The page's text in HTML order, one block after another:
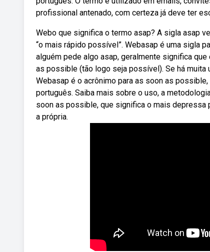
profissional antenado, com certeza já deve ter
Webo que significa o termo asap? A sigla asap
“o mais rápido possível”. Webasap é uma sigla
alguém pede algo asap, geralmente significa
as possible (tão logo seja possível). Se há
Webasap é o acrônimo para as soon as
português. Saiba mais sobre o uso, a
soon as possible, que significa o mais
a própria.